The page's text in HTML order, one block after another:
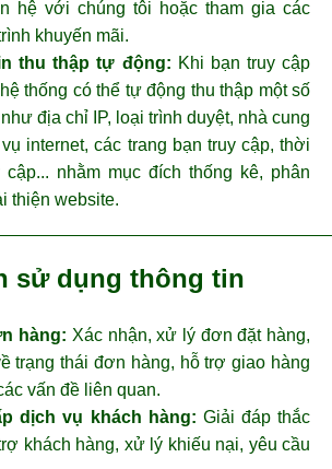
hệ với chúng tôi hoặc tham gia các
khuyến mãi.
thu thập tự động: Khi bạn truy cập
thống có thể tự động thu thập một số
địa chỉ IP, loại trình duyệt, nhà cung
internet, các trang bạn truy cập, thời
cập... nhằm mục đích thống kê, phân
thiện website.
sử dụng thông tin
hàng: Xác nhận, xử lý đơn đặt hàng,
trạng thái đơn hàng, hỗ trợ giao hàng
vấn đề liên quan.
dịch vụ khách hàng: Giải đáp thắc
khách hàng, xử lý khiếu nại, yêu cầu